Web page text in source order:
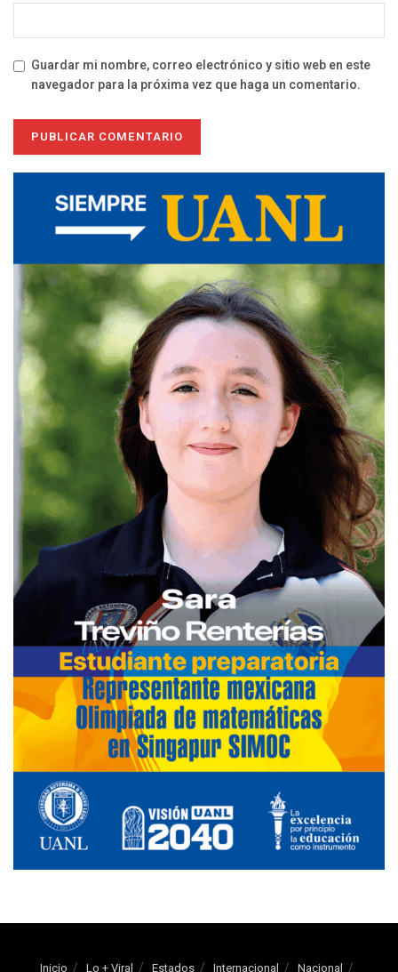
Guardar mi nombre, correo electrónico y sitio web en este
navegador para la próxima vez que haga un comentario.
Inicio Lo + Viral Estados Internacional Nacional